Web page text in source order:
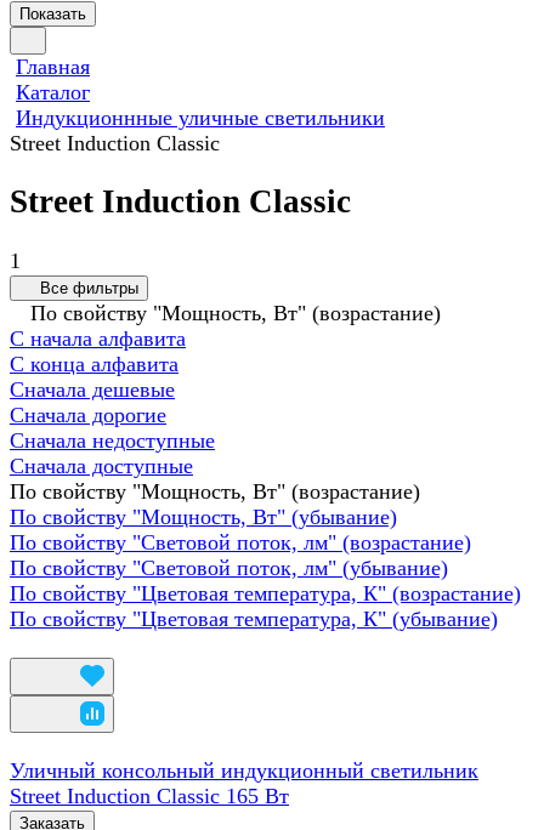
Показать
Главная
Каталог
Индукционнные уличные светильники
Street Induction Classic
Street Induction Classic
1
Все фильтры
По свойству "Мощность, Вт" (возрастание)
С начала алфавита
С конца алфавита
Сначала дешевые
Сначала дорогие
Сначала недоступные
Сначала доступные
По свойству "Мощность, Вт" (возрастание)
По свойству "Мощность, Вт" (убывание)
По свойству "Световой поток, лм" (возрастание)
По свойству "Световой поток, лм" (убывание)
По свойству "Цветовая температура, К" (возрастание)
По свойству "Цветовая температура, К" (убывание)
Уличный консольный индукционный светильник
Street Induction Classic 165 Вт
Заказать